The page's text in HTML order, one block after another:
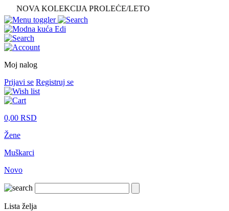
NOVA KOLEKCIJA PROLEĆE/LETO
Moj nalog
Prijavi se Registruj se
0,00 RSD
Žene
Muškarci
Novo
Lista želja